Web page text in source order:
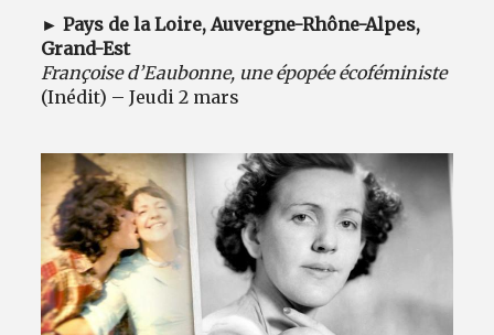
► Pays de la Loire, Auvergne-Rhône-Alpes,
Grand-Est
Françoise d’Eaubonne, une épopée écoféministe
(Inédit) – Jeudi 2 mars